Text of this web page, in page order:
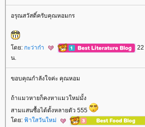
อรุณสวัสดิ์ครับคุณหอมกร
ดย: กะว่าก๋า
22
น.
ขอบคุณกำลังใจค่ะ คุณหอม
ถ้าแมวหายก็คงหาแมวใหม่มั้ง
สามแสนซื้อได้ตั้งหลายตัว 555
ดย: ฟ้าใสวันใหม่